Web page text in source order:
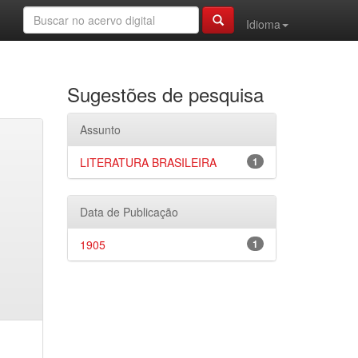
Idioma
Sugestões de pesquisa
Assunto
1
LITERATURA BRASILEIRA
Data de Publicação
1
1905